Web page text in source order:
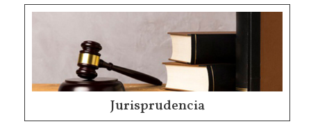
Jurisprudencia